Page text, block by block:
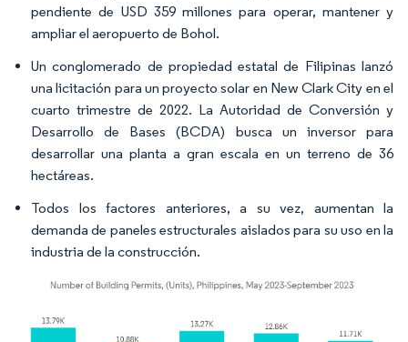
pendiente de USD 359 millones para operar, mantener y
ampliar el aeropuerto de Bohol.
Un conglomerado de propiedad estatal de Filipinas lanzó
una licitación para un proyecto solar en New Clark City en el
cuarto trimestre de 2022. La Autoridad de Conversión y
Desarrollo de Bases (BCDA) busca un inversor para
desarrollar una planta a gran escala en un terreno de 36
hectáreas.
Todos los factores anteriores, a su vez, aumentan la
demanda de paneles estructurales aislados para su uso en la
industria de la construcción.